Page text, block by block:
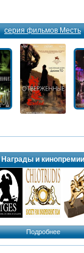
серия фильмов Месть
Награды и кинопремии
Подробнее